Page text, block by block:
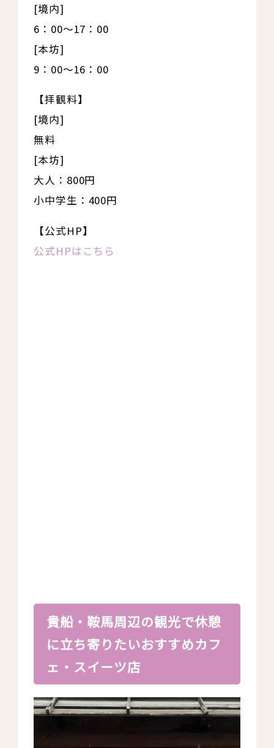
[境内]
6：00～17：00
[本坊]
9：00～16：00
【拝観料】
[境内]
無料
[本坊]
大人：800円
小中学生：400円
【公式HP】
公式HPはこちら
貴船・鞍馬周辺の観光で休憩
に立ち寄りたいおすすめカフ
ェ・スイーツ店